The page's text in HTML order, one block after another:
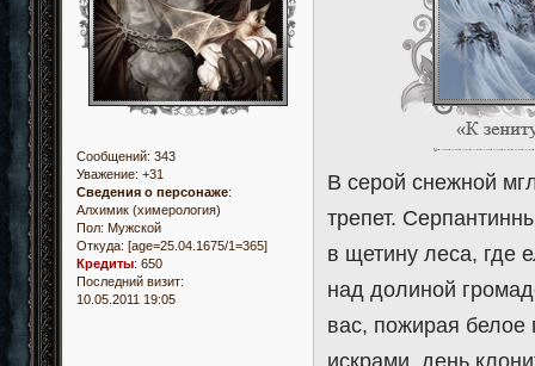
Сообщений: 343
Уважение: +31
Сведения о персонаже:
Алхимик (химерология)
Пол: Мужской
Откуда: [age=25.04.1675/1=365]
Кредиты: 650
Последний визит:
10.05.2011 19:05
В серой снежной
трепет.
в щетину леса, где
над долиной
вас, пожирая
искрами, день